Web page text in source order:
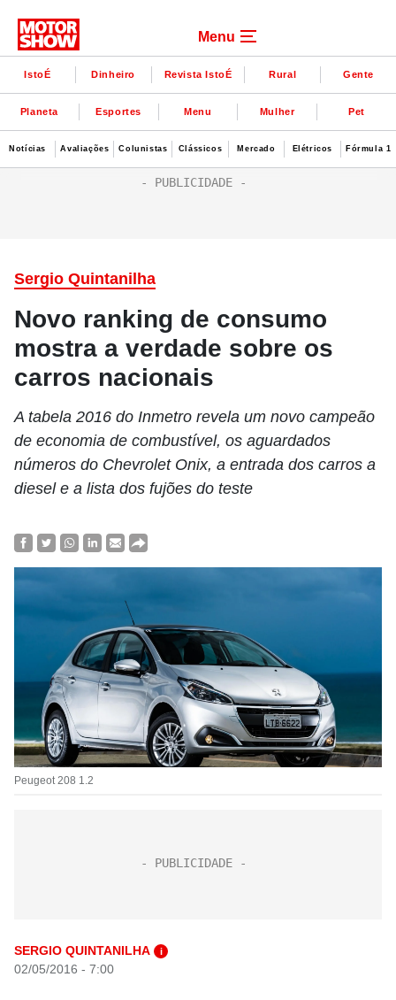
Menu
IstoÉ Dinheiro Revista IstoÉ Rural Gente
Planeta Esportes Menu Mulher Pet
Notícias Avaliações Colunistas Clássicos Mercado Elétricos Fórmula 1
Sergio Quintanilha
Novo ranking de consumo
mostra a verdade sobre os
carros nacionais
A tabela 2016 do Inmetro revela um novo campeão
de economia de combustível, os aguardados
números do Chevrolet Onix, a entrada dos carros a
diesel e a lista dos fujões do teste
Peugeot 208 1.2
SERGIO QUINTANILHA i
02/05/2016 - 7:00